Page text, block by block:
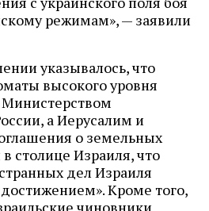
режимам», — заявили
указывалось, что
высокого уровня
а Иерусалим и
о земельных
столице Израиля, что
дел Израиля
Кроме того,
чиновники